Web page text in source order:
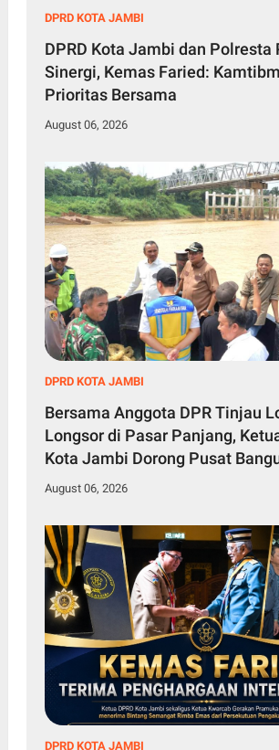
DPRD KOTA JAMBI
DPRD Kota Jambi dan Polresta
Sinergi, Kemas Faried:
Prioritas Bersama
August 06, 2026
DPRD KOTA JAMBI
Bersama Anggota DPR Tinjau
Longsor di Pasar Panjang,
Kota Jambi Dorong Pusat
Sungai Batanghari
August 06, 2026
DPRD KOTA JAMBI